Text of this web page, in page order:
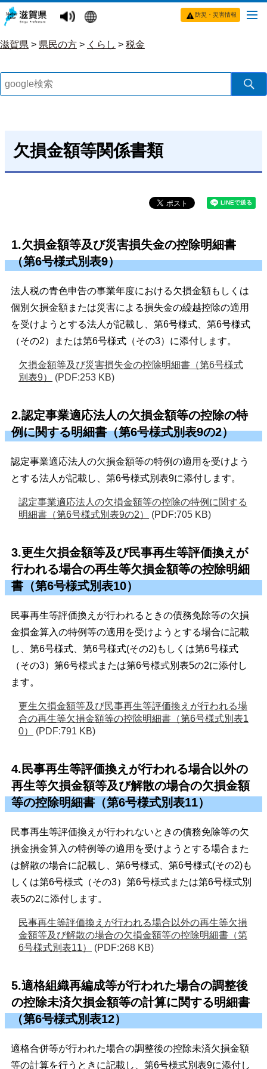
防災・災害情報
滋賀県 > 県民の方 > くらし > 税金
欠損金額等関係書類
1.欠損金額等及び災害損失金の控除明細書
（第6号様式別表9）
法人税の青色申告の事業年度における欠損金額もしくは
個別欠損金額または災害による損失金の繰越控除の適用
を受けようとする法人が記載し、第6号様式、第6号様式
（その2）または第6号様式（その3）に添付します。
欠損金額等及び災害損失金の控除明細書（第6号様式
別表9）
(PDF:253 KB)
2.認定事業適応法人の欠損金額等の控除の特
例に関する明細書（第6号様式別表9の2）
認定事業適応法人の欠損金額等の特例の適用を受けよう
とする法人が記載し、第6号様式別表9に添付します。
認定事業適応法人の欠損金額等の控除の特例に関する
明細書（第6号様式別表9の2）
(PDF:705 KB)
3.更生欠損金額等及び民事再生等評価換えが
行われる場合の再生等欠損金額等の控除明細
書（第6号様式別表10）
民事再生等評価換えが行われるときの債務免除等の欠損
金損金算入の特例等の適用を受けようとする場合に記載
し、第6号様式、第6号様式(その2)もしくは第6号様式
（その3）第6号様式または第6号様式別表5の2に添付し
ます。
更生欠損金額等及び民事再生等評価換えが行われる場
合の再生等欠損金額等の控除明細書（第6号様式別表1
0）
(PDF:791 KB)
4.民事再生等評価換えが行われる場合以外の
再生等欠損金額等及び解散の場合の欠損金額
等の控除明細書（第6号様式別表11）
民事再生等評価換えが行われないときの債務免除等の欠
損金損金算入の特例等の適用を受けようとする場合また
は解散の場合に記載し、第6号様式、第6号様式(その2)も
しくは第6号様式（その3）第6号様式または第6号様式別
表5の2に添付します。
民事再生等評価換えが行われる場合以外の再生等欠損
金額等及び解散の場合の欠損金額等の控除明細書（第
6号様式別表11）
(PDF:268 KB)
5.適格組織再編成等が行われた場合の調整後
の控除未済欠損金額等の計算に関する明細書
（第6号様式別表12）
適格合併等が行われた場合の調整後の控除未済欠損金額
等の計算を行うときに記載し、第6号様式別表9に添付し